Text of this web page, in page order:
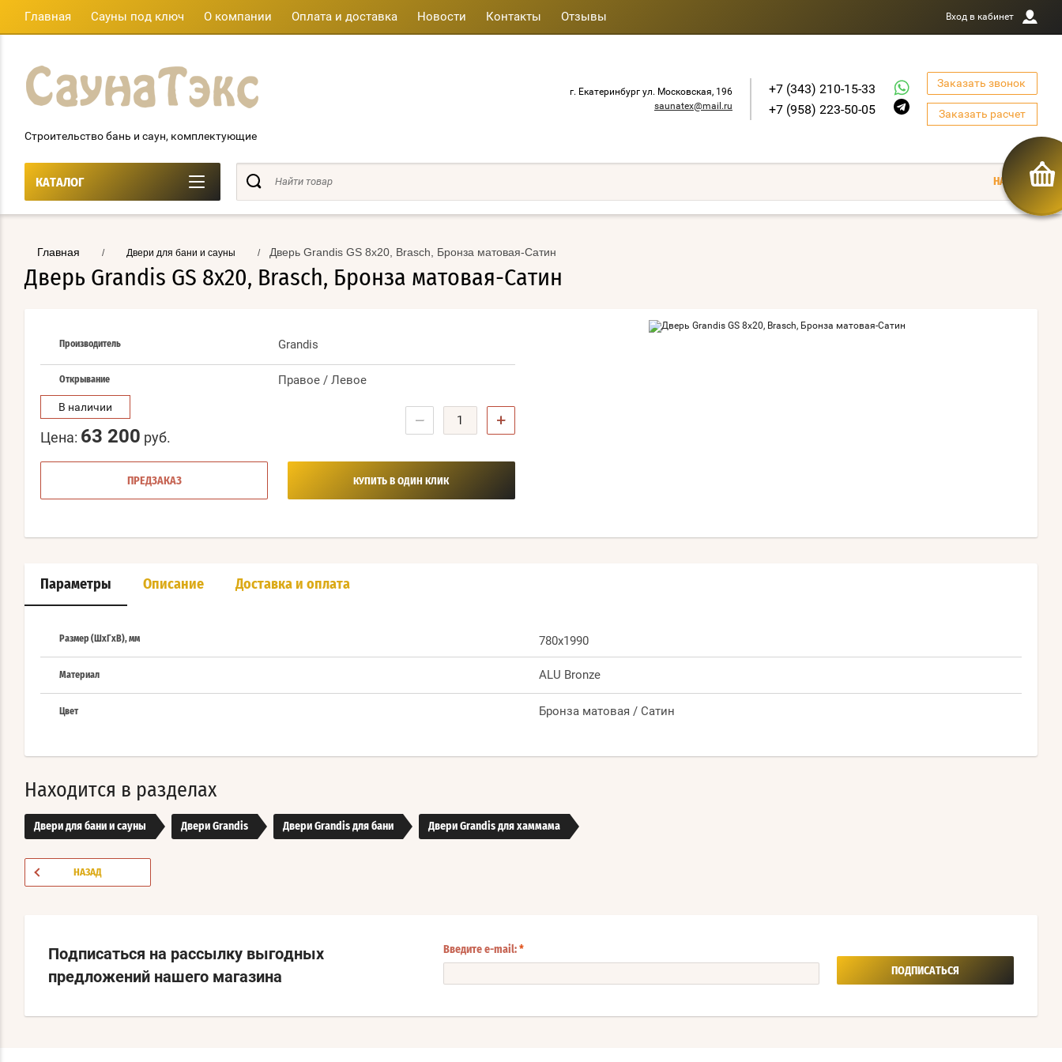
Главная Сауны под ключ О компании Оплата и доставка Новости Контакты Отзывы Вход в кабинет
Строительство бань и саун, комплектующие
г. Екатеринбург ул. Московская, 196
saunatex@mail.ru
+7 (343) 210-15-33
+7 (958) 223-50-05
Заказать звонок
Заказать расчет
КАТАЛОГ
Главная / Двери для бани и сауны / Дверь Grandis GS 8х20, Brasch, Бронза матовая-Сатин
Дверь Grandis GS 8х20, Brasch, Бронза матовая-Сатин
Производитель Grandis
Открывание Правое / Левое
В наличии
Цена: 63 200 руб.
− +
ПРЕДЗАКАЗ КУПИТЬ В ОДИН КЛИК
Параметры Описание Доставка и оплата
Размер (ШхГхВ), мм 780x1990
Материал ALU Bronze
Цвет Бронза матовая / Сатин
Находится в разделах
Двери для бани и сауны Двери Grandis Двери Grandis для бани Двери Grandis для хаммама
НАЗАД
Подписаться на рассылку выгодных
предложений нашего магазина
Введите e-mail: *
ПОДПИСАТЬСЯ